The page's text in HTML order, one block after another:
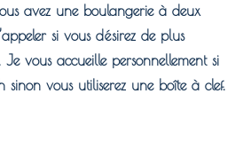
avez une boulangerie à deux
si vous désirez de plus
Je vous accueille personnellement si
sinon vous utiliserez une boîte à clef.